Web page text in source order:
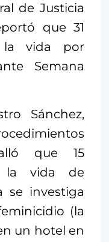
de Justicia
que 31
la vida por
Semana
Sánchez,
que 15
la vida de
se investiga
(la
un hotel en